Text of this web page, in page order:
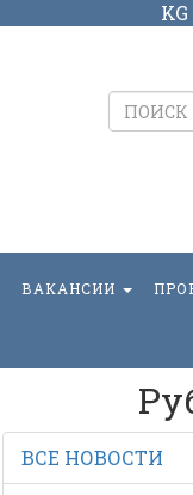
KG
ВАКАНСИИ
ВСЕ НОВОСТИ